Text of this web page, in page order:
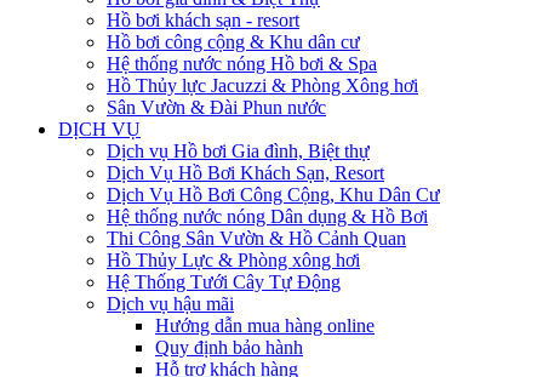
Hồ bơi khách sạn - resort
Hồ bơi công cộng & Khu dân cư
Hệ thống nước nóng Hồ bơi & Spa
Hồ Thủy lực Jacuzzi & Phòng Xông hơi
Sân Vườn & Đài Phun nước
DỊCH VỤ
Dịch vụ Hồ bơi Gia đình, Biệt thự
Dịch Vụ Hồ Bơi Khách Sạn, Resort
Dịch Vụ Hồ Bơi Công Cộng, Khu Dân Cư
Hệ thống nước nóng Dân dụng & Hồ Bơi
Thi Công Sân Vườn & Hồ Cảnh Quan
Hồ Thủy Lực & Phòng xông hơi
Hệ Thống Tưới Cây Tự Động
Dịch vụ hậu mãi
Hướng dẫn mua hàng online
Quy định bảo hành
Hỗ trợ khách hàng